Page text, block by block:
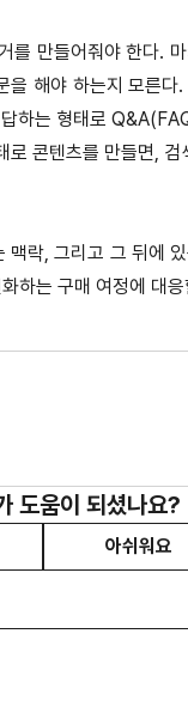
만들어줘야 한다.
해야 하는지 모른
하는 형태로
콘텐츠를 만들면,
락, 그리고 그 뒤에
하는 구매 여정에 대
도움이 되셨나요?
아쉬워요